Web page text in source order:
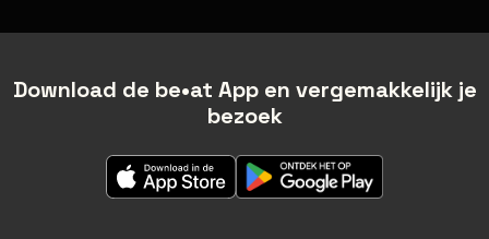
Download de be•at App en vergemakkelijk je
bezoek